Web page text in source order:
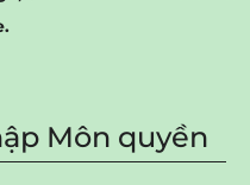
Môn quyền